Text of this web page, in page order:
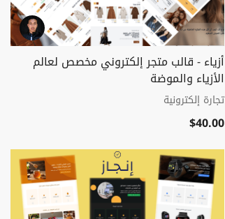
أزياء - قالب متجر إلكتروني مخصص لعالم
الأزياء والموضة
تجارة إلكترونية
$40.00